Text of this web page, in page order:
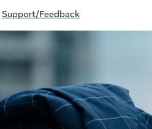
Support/Feedback